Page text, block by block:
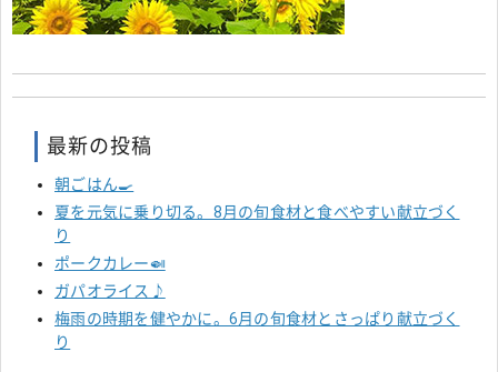
最新の投稿
朝ごはん🍳
夏を元気に乗り切る。8月の旬食材と食べやすい献立づく
り
ポークカレー🍛
ガパオライス♪
梅雨の時期を健やかに。6月の旬食材とさっぱり献立づく
り